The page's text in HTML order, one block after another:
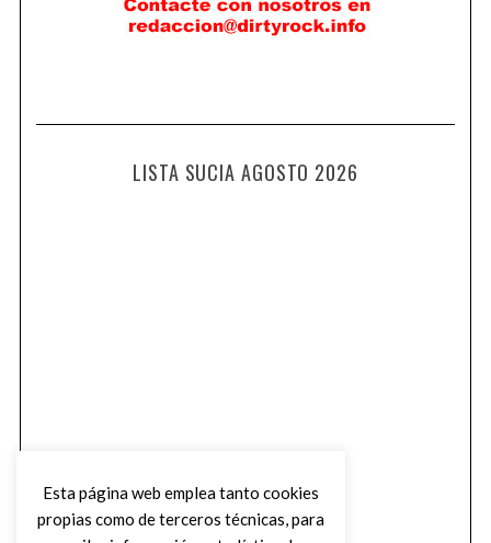
LISTA SUCIA AGOSTO 2026
Esta página web emplea tanto cookies
propias como de terceros técnicas, para